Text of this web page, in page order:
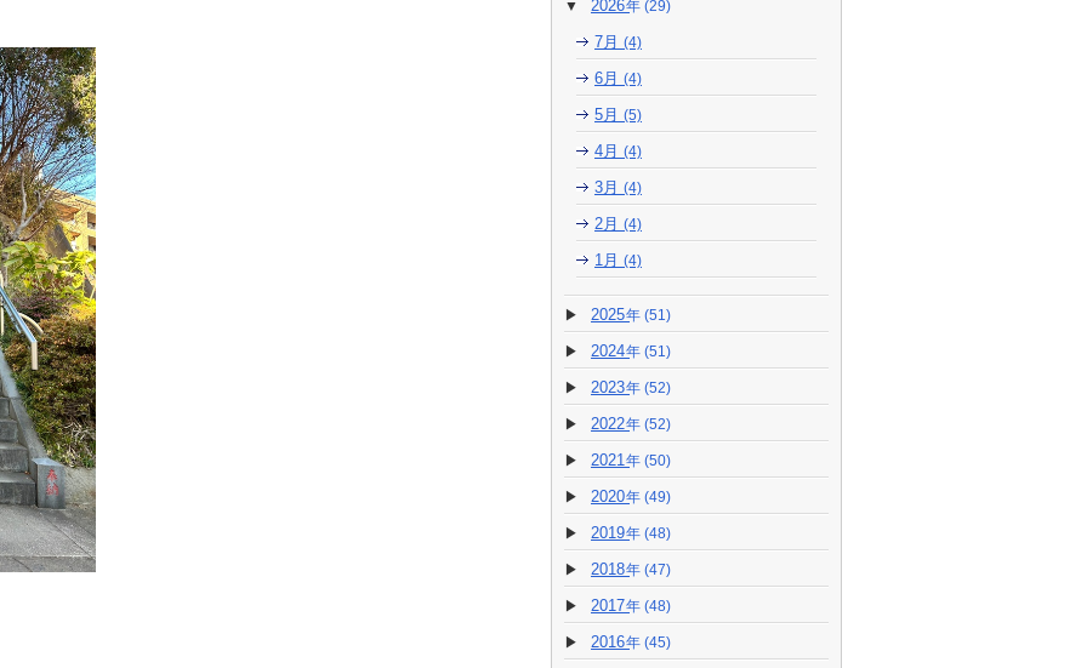
2026 (29)
7月(4)
6月(4)
5月(5)
4月(4)
3月(4)
2月(4)
1月(4)
2025 (51)
2024 (51)
2023 (52)
2022 (52)
2021 (50)
2020 (49)
2019 (48)
2018 (47)
2017 (48)
2016 (45)